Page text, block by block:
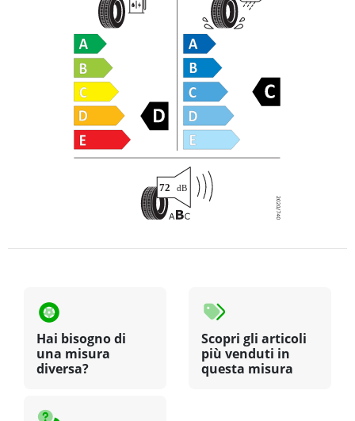
Hai bisogno di
una misura
diversa?
Scopri gli articoli
più venduti in
questa misura